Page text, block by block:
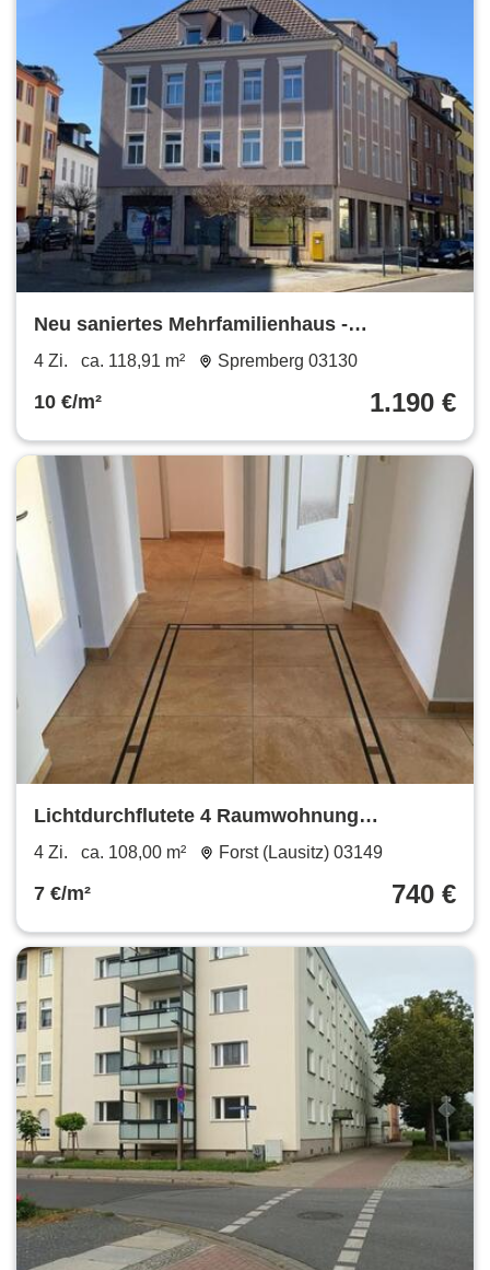
Neu saniertes Mehrfamilienhaus -
Vermietung einer 4-Raum-Wohnung im
4 Zi. ca. 118,91 m² Spremberg 03130
10 €/m² 1.190 €
Lichtdurchflutete 4 Raumwohnung
hochwertig renoviert zu vermieten
4 Zi. ca. 108,00 m² Forst (Lausitz) 03149
7 €/m² 740 €